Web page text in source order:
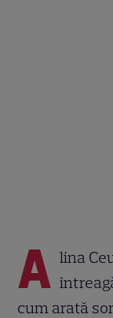
A lina
cum arată